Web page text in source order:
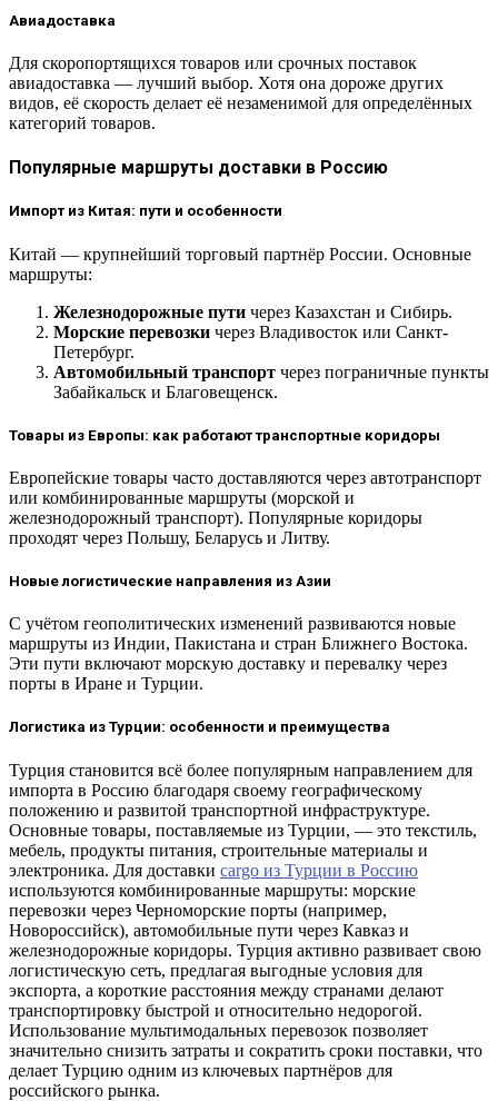
Авиадоставка
Для скоропортящихся товаров или срочных поставок
авиадоставка — лучший выбор. Хотя она дороже других
видов, её скорость делает её незаменимой для определённых
категорий товаров.
Популярные маршруты доставки в Россию
Импорт из Китая: пути и особенности
Китай — крупнейший торговый партнёр России. Основные
маршруты:
Железнодорожные пути через Казахстан и Сибирь.
Морские перевозки через Владивосток или Санкт-
Петербург.
Автомобильный транспорт через пограничные пункты
Забайкальск и Благовещенск.
Товары из Европы: как работают транспортные коридоры
Европейские товары часто доставляются через автотранспорт
или комбинированные маршруты (морской и
железнодорожный транспорт). Популярные коридоры
проходят через Польшу, Беларусь и Литву.
Новые логистические направления из Азии
С учётом геополитических изменений развиваются новые
маршруты из Индии, Пакистана и стран Ближнего Востока.
Эти пути включают морскую доставку и перевалку через
порты в Иране и Турции.
Логистика из Турции: особенности и преимущества
Турция становится всё более популярным направлением для
импорта в Россию благодаря своему географическому
положению и развитой транспортной инфраструктуре.
Основные товары, поставляемые из Турции, — это текстиль,
мебель, продукты питания, строительные материалы и
электроника. Для доставки cargo из Турции в Россию
используются комбинированные маршруты: морские
перевозки через Черноморские порты (например,
Новороссийск), автомобильные пути через Кавказ и
железнодорожные коридоры. Турция активно развивает свою
логистическую сеть, предлагая выгодные условия для
экспорта, а короткие расстояния между странами делают
транспортировку быстрой и относительно недорогой.
Использование мультимодальных перевозок позволяет
значительно снизить затраты и сократить сроки поставки, что
делает Турцию одним из ключевых партнёров для
российского рынка.